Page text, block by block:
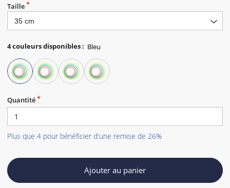
Taille
4couleurs disponibles:
Quantité
Plus que 4 pour bénéficier d'une remise de 26%
Ajouter au panier